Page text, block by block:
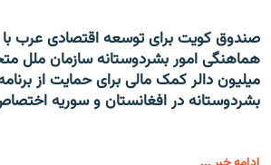
صندوق کویت برای توسعه اقتصادی عرب
میلیون دالر کمک مالی برای حمایت از
بشردوستانه در افغانستان و سوریه